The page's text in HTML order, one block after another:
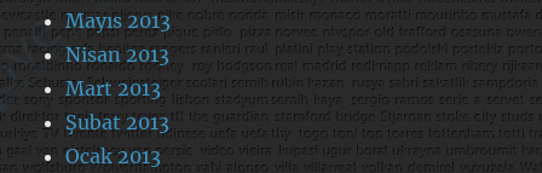
Mayıs 2013
Nisan 2013
Mart 2013
Şubat 2013
Ocak 2013